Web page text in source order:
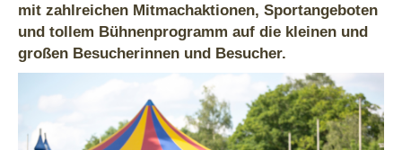
mit zahlreichen Mitmachaktionen, Sportangeboten
und tollem Bühnenprogramm auf die kleinen und
großen Besucherinnen und Besucher.